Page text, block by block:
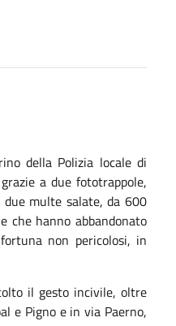
della Polizia locale di
a due fototrappole,
multe salate, da 600
che hanno abbandonato
non pericolosi, in
il gesto incivile, oltre
e Pigno e in via Paerno,